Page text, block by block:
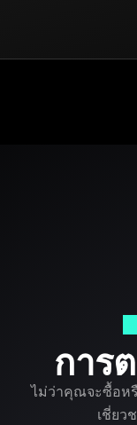
การ
ไม่ว่าคุณจะซื้อห
เชี่ยว